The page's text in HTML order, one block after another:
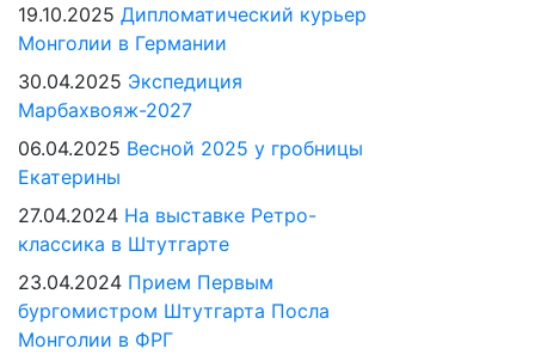
19.10.2025 Дипломатический курьер
Монголии в Германии
30.04.2025 Экспедиция
Марбахвояж-2027
06.04.2025 Весной 2025 у гробницы
Екатерины
27.04.2024 На выставке Ретро-
классика в Штутгарте
23.04.2024 Прием Первым
бургомистром Штутгарта Посла
Монголии в ФРГ